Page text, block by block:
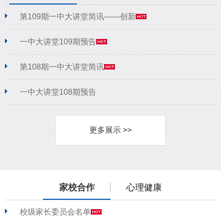
第109期一中大讲堂简讯——创新
一中大讲堂109期预告
第108期一中大讲堂简讯
一中大讲堂108期预告
更多展示 >>
家校合作 心理健康
校级家长委员会名单